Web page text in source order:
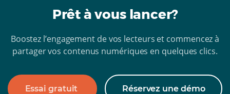
Prêt à vous lancer?
Boostez l’engagement de vos lecteurs et commencez à
partager vos contenus numériques en quelques clics.
Essai gratuit Réservez une démo